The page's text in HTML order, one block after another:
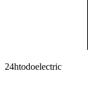
24htodoelectric